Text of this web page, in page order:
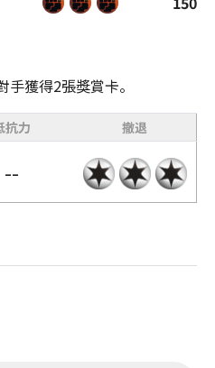
獲得2張獎賞卡。
抗力 撤退
--